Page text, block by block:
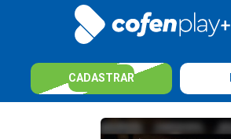
CADASTRAR